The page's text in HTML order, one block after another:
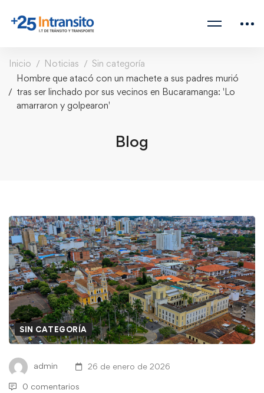
Inicio Noticias
Sin categoría
Hombre que atacó con un machete a sus padres murió
tras ser linchado por sus vecinos en Bucaramanga: 'Lo
amarraron y golpearon'
Blog
SIN CATEGORÍA
admin 26 de enero de 2026
0 comentarios